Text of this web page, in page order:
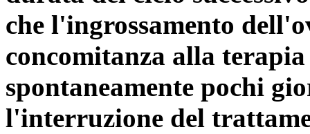
che l'ingrossamento
concomitanza alla
spontaneamente pochi
l'interruzione del